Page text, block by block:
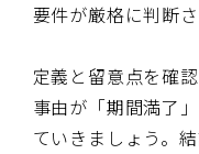
要件が厳格に判断
定義と留意点を確
事由が「期間満了
ていきましょう。